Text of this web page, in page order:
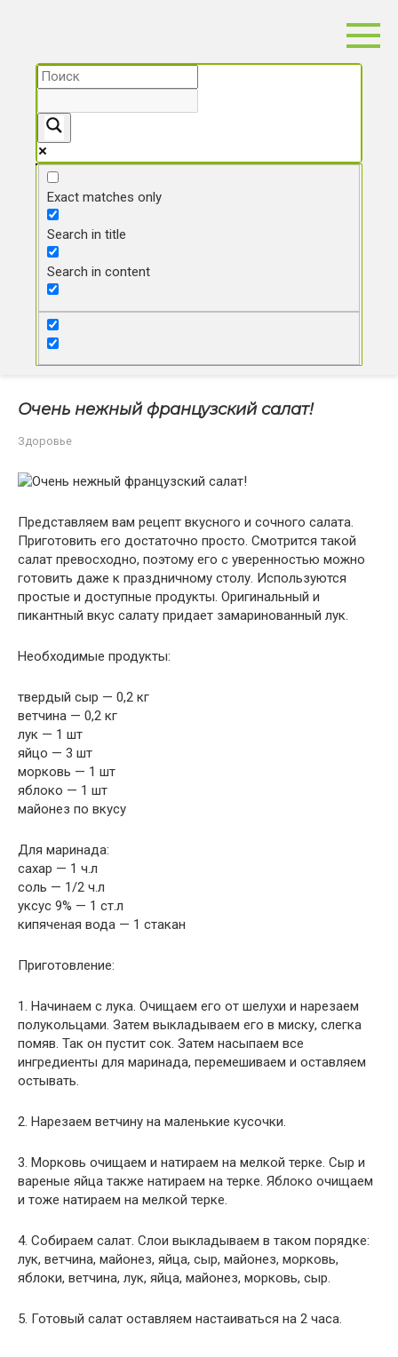
Exact matches only
Search in title
Search in content
Очень нежный французский салат!
Здоровье
Представляем вам рецепт вкусного и сочного салата.
Приготовить его достаточно просто. Смотрится такой
салат превосходно, поэтому его с уверенностью можно
готовить даже к праздничному столу. Используются
простые и доступные продукты. Оригинальный и
пикантный вкус салату придает замаринованный лук.
Необходимые продукты:
твердый сыр — 0,2 кг
ветчина — 0,2 кг
лук — 1 шт
яйцо — 3 шт
морковь — 1 шт
яблоко — 1 шт
майонез по вкусу
Для маринада:
сахар — 1 ч.л
соль — 1/2 ч.л
уксус 9% — 1 ст.л
кипяченая вода — 1 стакан
Приготовление:
1. Начинаем с лука. Очищаем его от шелухи и нарезаем
полукольцами. Затем выкладываем его в миску, слегка
помяв. Так он пустит сок. Затем насыпаем все
ингредиенты для маринада, перемешиваем и оставляем
остывать.
2. Нарезаем ветчину на маленькие кусочки.
3. Морковь очищаем и натираем на мелкой терке. Сыр и
вареные яйца также натираем на терке. Яблоко очищаем
и тоже натираем на мелкой терке.
4. Собираем салат. Слои выкладываем в таком порядке:
лук, ветчина, майонез, яйца, сыр, майонез, морковь,
яблоки, ветчина, лук, яйца, майонез, морковь, сыр.
5. Готовый салат оставляем настаиваться на 2 часа.